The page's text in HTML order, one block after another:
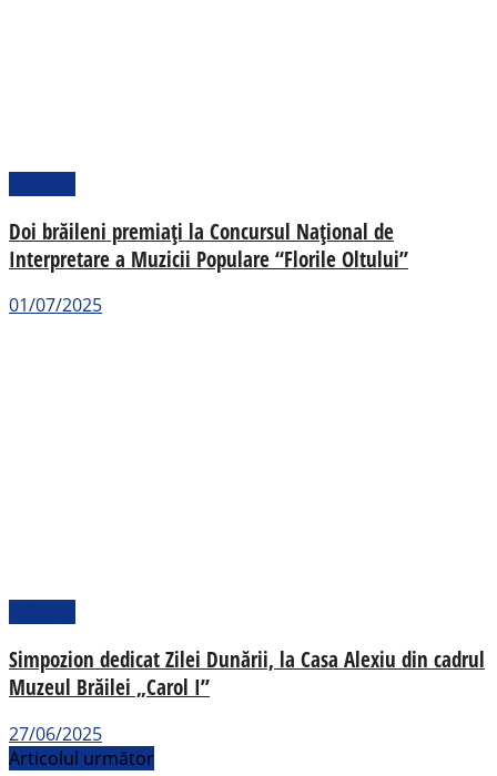
Doi brăileni premiați la Concursul Național de
Interpretare a Muzicii Populare “Florile Oltului”
01/07/2025
Simpozion dedicat Zilei Dunării, la Casa Alexiu din cadrul
Muzeul Brăilei „Carol I”
27/06/2025
Articolul următor